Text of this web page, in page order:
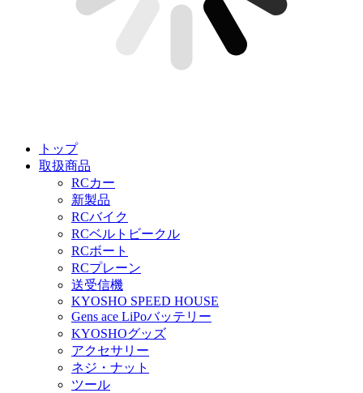
トップ
取扱商品
RCカー
新製品
RCバイク
RCベルトビークル
RCボート
RCプレーン
送受信機
KYOSHO SPEED HOUSE
Gens ace LiPoバッテリー
KYOSHOグッズ
アクセサリー
ネジ・ナット
ツール